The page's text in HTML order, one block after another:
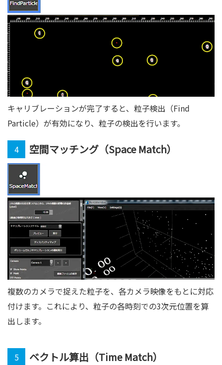
キャリブレーションが完了すると、粒子検出（Find
Particle）が有効になり、粒子の検出を行います。
4 空間マッチング（Space Match）
複数のカメラで捉えた粒子を、各カメラ映像をもとに対応
付けます。これにより、粒子の各時刻での3次元位置を算
出します。
5 ベクトル算出（Time Match）